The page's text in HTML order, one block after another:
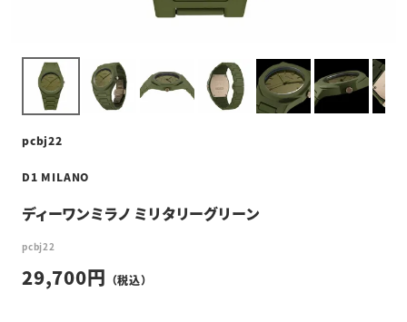
pcbj22
D1 MILANO
ディーワンミラノ ミリタリーグリーン
pcbj22
29,700